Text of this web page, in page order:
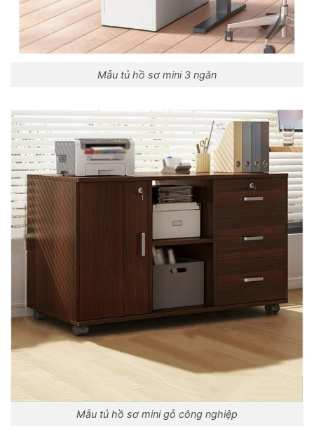
Mẫu tủ hồ sơ mini 3 ngăn
Mẫu tủ hồ sơ mini gỗ công nghiệp